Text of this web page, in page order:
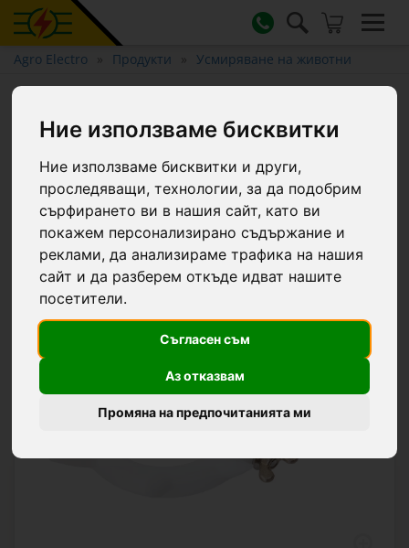
Ние използваме бисквитки
Ние използваме бисквитки и други,
проследяващи, технологии, за да подобрим
сърфирането ви в нашия сайт, като ви
покажем персонализирано съдържание и
реклами, да анализираме трафика на нашия
сайт и да разберем откъде идват нашите
посетители.
Съгласен съм
Аз отказвам
Промяна на предпочитанията ми
Agro Electro Продукти Усмиряване на животни
телета и млади говеда, Müller,
бяла